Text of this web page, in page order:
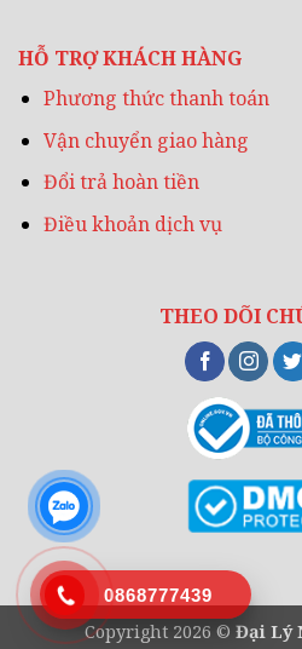
HỖ TRỢ KHÁCH HÀNG
Phương thức thanh toán
Vận chuyển giao hàng
Đổi trả hoàn tiền
Điều khoản dịch vụ
THEO DÕI
Copyright 2026 © Đại Lý
0868777439